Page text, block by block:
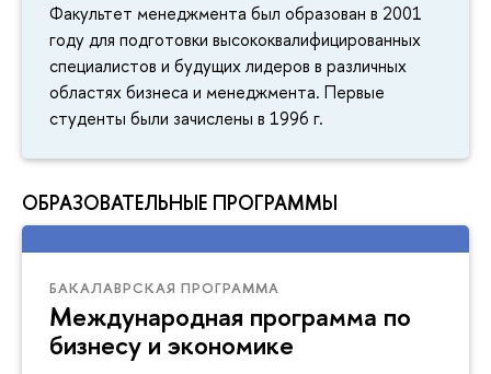
Факультет менеджмента был образован в 2001
году для подготовки высококвалифицированных
специалистов и будущих лидеров в различных
областях бизнеса и менеджмента. Первые
студенты были зачислены в 1996 г.
ОБРАЗОВАТЕЛЬНЫЕ ПРОГРАММЫ
БАКАЛАВРСКАЯ ПРОГРАММА
Международная программа по
бизнесу и экономике